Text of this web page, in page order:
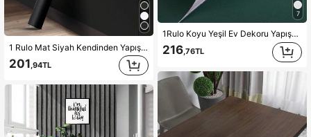
1 Rulo Mat Siyah Kendinden Yapışkanlı Duvar Kağıdı, Ev Dekorasyonu Mutfak Dolabı Çıkartması, Duvar Dekorasyonu Yatak Odası Çalışma Masası Mobilya Tadilatı Su Geçirmez Duvar Kağıdı Rulosu
201 ,94TL
7
1Rulo Koyu Yeşil Ev Dekoru Yapışkan Duvar Kağıdı Rulosu, Oturma Odası Çıkartmaları İçin Su Geçirmez Vinil Temas Kağıdı, Dolaplar Mutfak Dekor Duvar Çıkartmaları, Soyun ve Yapıştırın Duvar Kağıdı Duvar Kağıdı Oda Dekor Duvar Dekor
216,76TL